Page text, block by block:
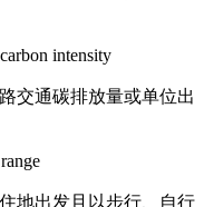
intensity
交通碳排放量或单位出
地出发且以步行、自行